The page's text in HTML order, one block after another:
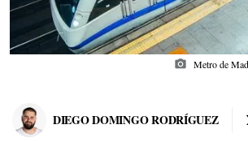
photo_camera Metro de
DIEGO DOMINGO RODRÍGUEZ